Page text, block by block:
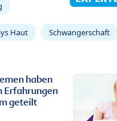
Haut Schwangerschaft
haben
Erfahrungen
geteilt